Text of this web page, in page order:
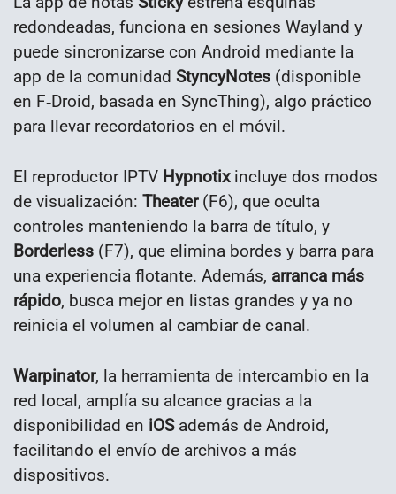
redondeadas, funciona en sesiones Wayland y
puede sincronizarse con Android mediante la
app de la comunidad StyncyNotes (disponible
en F‑Droid, basada en SyncThing), algo práctico
para llevar recordatorios en el móvil.
El reproductor IPTV Hypnotixincluye dos modos
de visualización: Theater(F6), que oculta
controles manteniendo la barra de título, y
Borderless (F7), que elimina bordes y barra para
una experiencia flotante. Además, arranca más
rápido, busca mejor en listas grandes y ya no
reinicia el volumen al cambiar de canal.
Warpinator, la herramienta de intercambio en la
red local, amplía su alcance gracias a la
disponibilidad en iOSademás de Android,
facilitando el envío de archivos a más
dispositivos.